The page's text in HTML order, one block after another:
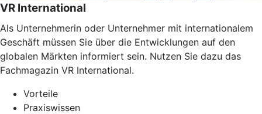
VR International
Als Unternehmerin oder Unternehmer mit internationalem
Geschäft müssen Sie über die Entwicklungen auf den
globalen Märkten informiert sein. Nutzen Sie dazu das
Fachmagazin VR International.
Vorteile
Praxiswissen